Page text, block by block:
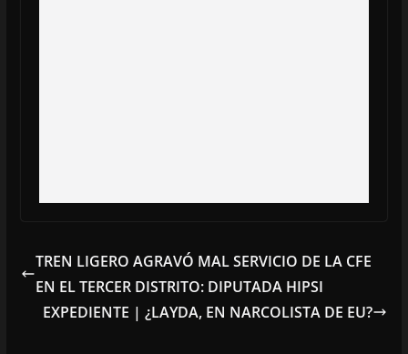
TREN LIGERO AGRAVÓ MAL SERVICIO DE LA CFE
EN EL TERCER DISTRITO: DIPUTADA HIPSI
EXPEDIENTE | ¿LAYDA, EN NARCOLISTA DE EU?